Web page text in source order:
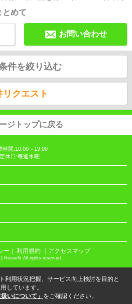
とめて
お問い合わせ
件を絞り込む
リクエスト
ジトップに戻る
時間:10:00～19:00
定休日:毎週水曜
ー ｜ 利用規約 ｜アクセスマップ
Housefit All rights reserved.
利用状況把握、サービス向上検討を目的と
しています。
いについて」 をご確認ください。